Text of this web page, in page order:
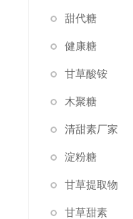
甜代糖
健康糖
甘草酸铵
木聚糖
清甜素厂家
淀粉糖
甘草提取物
甘草甜素